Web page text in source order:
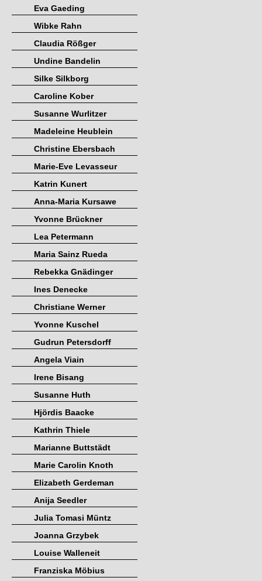
Eva Gaeding
Wibke Rahn
Claudia Rößger
Undine Bandelin
Silke Silkborg
Caroline Kober
Susanne Wurlitzer
Madeleine Heublein
Christine Ebersbach
Marie-Eve Levasseur
Katrin Kunert
Anna-Maria Kursawe
Yvonne Brückner
Lea Petermann
Maria Sainz Rueda
Rebekka Gnädinger
Ines Denecke
Christiane Werner
Yvonne Kuschel
Gudrun Petersdorff
Angela Viain
Irene Bisang
Susanne Huth
Hjördis Baacke
Kathrin Thiele
Marianne Buttstädt
Marie Carolin Knoth
Elizabeth Gerdeman
Anija Seedler
Julia Tomasi Müntz
Joanna Grzybek
Louise Walleneit
Franziska Möbius